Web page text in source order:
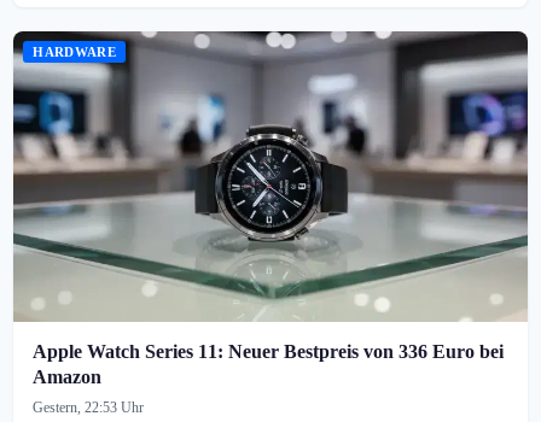
HARDWARE
Apple Watch Series 11: Neuer Bestpreis von 336 Euro bei
Amazon
Gestern, 22:53 Uhr